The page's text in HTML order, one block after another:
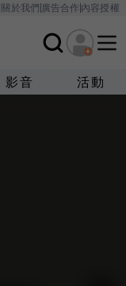
關於我們廣告合作內容授權
影音 活動